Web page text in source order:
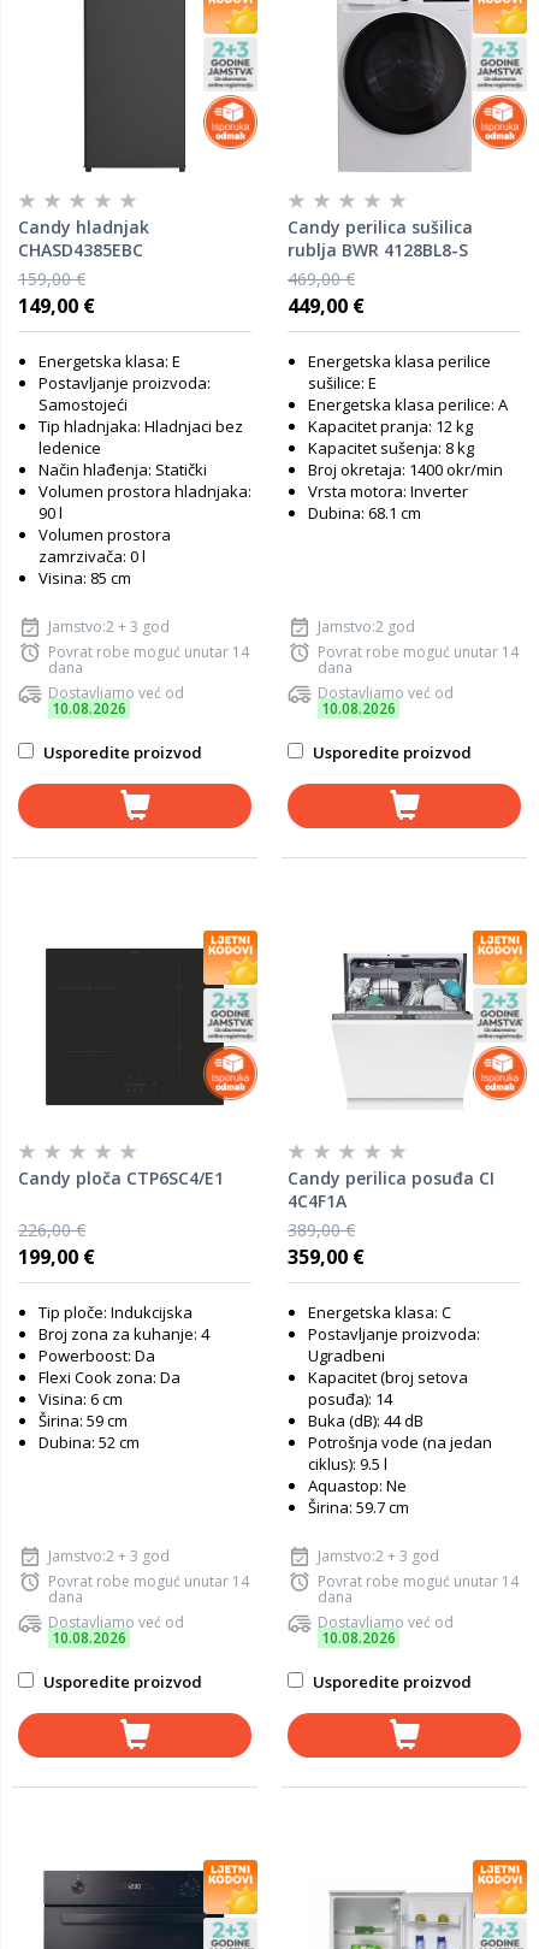
Candy hladnjak
CHASD4385EBC
159,00 €
149,00 €
Energetska klasa: E
Postavljanje proizvoda:
Samostojeći
Tip hladnjaka: Hladnjaci bez
ledenice
Način hlađenja: Statički
Volumen prostora hladnjaka:
90 l
Volumen prostora
zamrzivača: 0 l
Visina: 85 cm
Jamstvo:2 + 3 god
Povrat robe moguć unutar 14
dana
Dostavljamo već od
10.08.2026
Usporedite proizvod
Candy perilica sušilica
rublja BWR 4128BL8-S
469,00 €
449,00 €
Energetska klasa perilice
sušilice: E
Energetska klasa perilice: A
Kapacitet pranja: 12 kg
Kapacitet sušenja: 8 kg
Broj okretaja: 1400 okr/min
Vrsta motora: Inverter
Dubina: 68.1 cm
Jamstvo:2 god
Povrat robe moguć unutar 14
dana
Dostavljamo već od
10.08.2026
Usporedite proizvod
Candy ploča CTP6SC4/E1
226,00 €
199,00 €
Tip ploče: Indukcijska
Broj zona za kuhanje: 4
Powerboost: Da
Flexi Cook zona: Da
Visina: 6 cm
Širina: 59 cm
Dubina: 52 cm
Jamstvo:2 + 3 god
Povrat robe moguć unutar 14
dana
Dostavljamo već od
10.08.2026
Usporedite proizvod
Candy perilica posuđa CI
4C4F1A
389,00 €
359,00 €
Energetska klasa: C
Postavljanje proizvoda:
Ugradbeni
Kapacitet (broj setova
posuđa): 14
Buka (dB): 44 dB
Potrošnja vode (na jedan
ciklus): 9.5 l
Aquastop: Ne
Širina: 59.7 cm
Jamstvo:2 + 3 god
Povrat robe moguć unutar 14
dana
Dostavljamo već od
10.08.2026
Usporedite proizvod